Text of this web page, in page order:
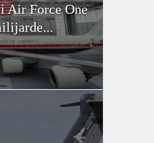
Air Force One